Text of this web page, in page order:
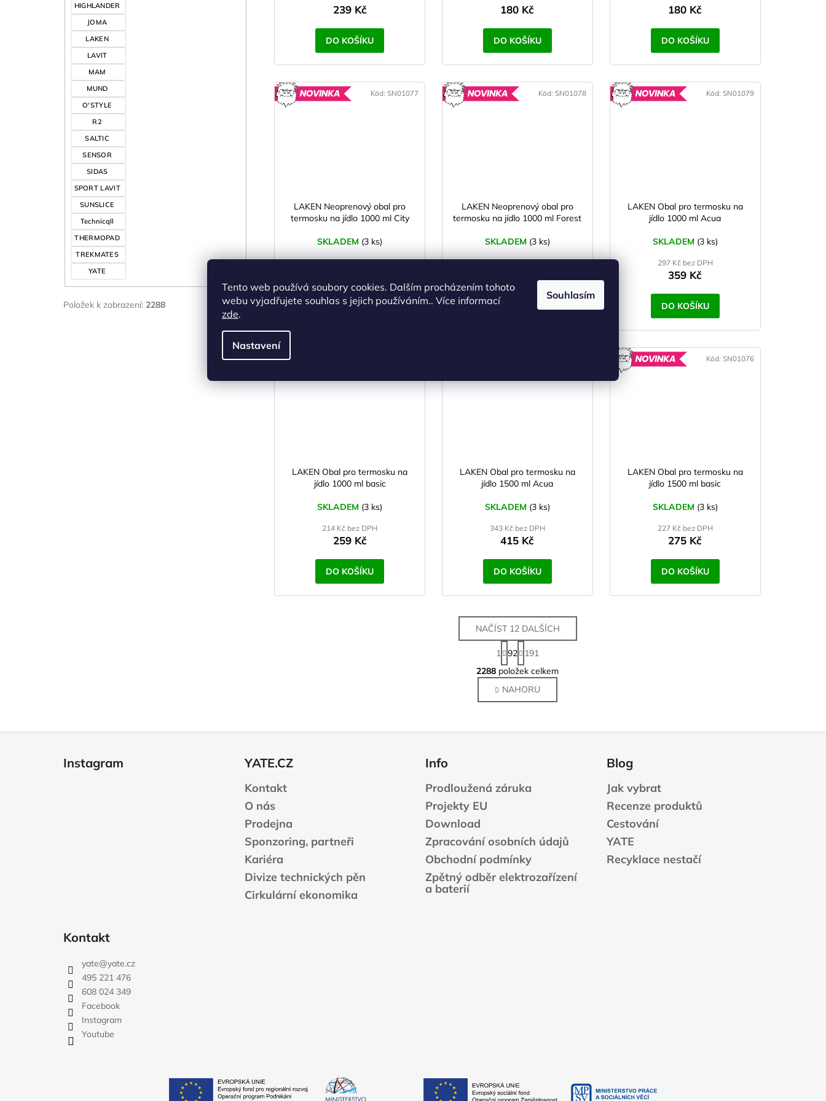
Tento web používá soubory cookies. Dalším procházením tohoto
webu vyjadřujete souhlas s jejich používáním.. Více informací
zde.
Nastavení
Souhlasím
HIGHLANDER
JOMA
LAKEN
LAVIT
MAM
MUND
O'STYLE
R2
SALTIC
SENSOR
SIDAS
SPORT LAVIT
SUNSLICE
Technicqll
THERMOPAD
TREKMATES
YATE
Položek k zobrazení: 2288
239 Kč
DO KOŠÍKU
180 Kč
DO KOŠÍKU
180 Kč
DO KOŠÍKU
LAKEN Neoprenový obal pro
termosku na jídlo 1000 ml City
SKLADEM (3 ks)
DO KOŠÍKU
Kód:SN01077
LAKEN Neoprenový obal pro
termosku na jídlo 1000 ml Forest
SKLADEM (3 ks)
DO KOŠÍKU
Kód: SN01078
LAKEN Obal pro termosku na
jídlo 1000 ml Acua
SKLADEM (3 ks)
297 Kč bez DPH
359 Kč
DO KOŠÍKU
Kód: SN01079
LAKEN Obal pro termosku na
jídlo 1000 ml basic
SKLADEM (3 ks)
214 Kč bez DPH
259 Kč
DO KOŠÍKU
LAKEN Obal pro termosku na
jídlo 1500 ml Acua
SKLADEM (3 ks)
343 Kč bez DPH
415 Kč
DO KOŠÍKU
LAKEN Obal pro termosku na
jídlo 1500 ml basic
SKLADEM (3 ks)
227 Kč bez DPH
275 Kč
DO KOŠÍKU
Kód: SN01076
O
v
l
á
a
r
v
ý
p
i
NAČÍST 12 DALŠÍCH
S
t
r
á
n
k
1 92
191
2288 položek celkem
NAHORU
Instagram YATE.CZ
Kontakt
O nás
Prodejna
Sponzoring, partneři
Kariéra
Divize technických pěn
Cirkulární ekonomika
Info
Prodloužená záruka
Projekty EU
Download
Zpracování osobních údajů
Obchodní podmínky
Zpětný odběr elektrozařízení
a baterií
Blog
Jak vybrat
Recenze produktů
Cestování
YATE
Recyklace nestačí
Kontakt
yate@yate.cz
495 221 476
608 024 349
Facebook
Instagram
Youtube